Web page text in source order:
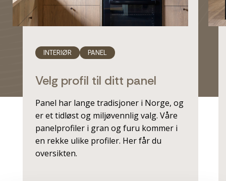
INTERIØR PANEL
Velg profil til ditt panel
Panel har lange tradisjoner i Norge, og
er et tidløst og miljøvennlig valg. Våre
panelprofiler i gran og furu kommer i
en rekke ulike profiler. Her får du
oversikten.